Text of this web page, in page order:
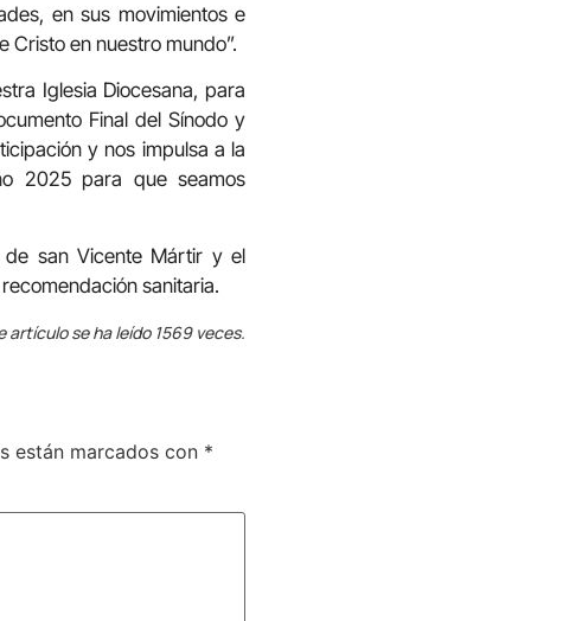
para
aumentar
disminuir
el
en sus movimientos e
Cristo en nuestro mundo”.
Iglesia Diocesana, para
Final del Sínodo y
y nos impulsa a la
2025 para que seamos
san Vicente Mártir y el
sanitaria.
artículo se ha leído 1569 veces.
están marcados con *